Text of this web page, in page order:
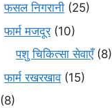
फसल निगरानी (25)
फार्म मजदूर(10)
पशु चिकित्सा सेवाएँ(8)
फार्म रखरखाव(15)
(8)